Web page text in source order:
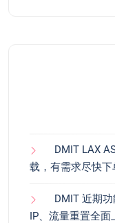
DMIT LAX
载，有需求尽快下
DMIT 近期
IP、流量重置全面